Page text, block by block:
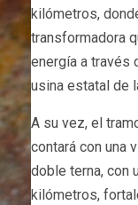
kilómetros,
transformadora
energía a través
usina estatal de
A su vez, el
contará con una
doble terna, con
kilómetros,